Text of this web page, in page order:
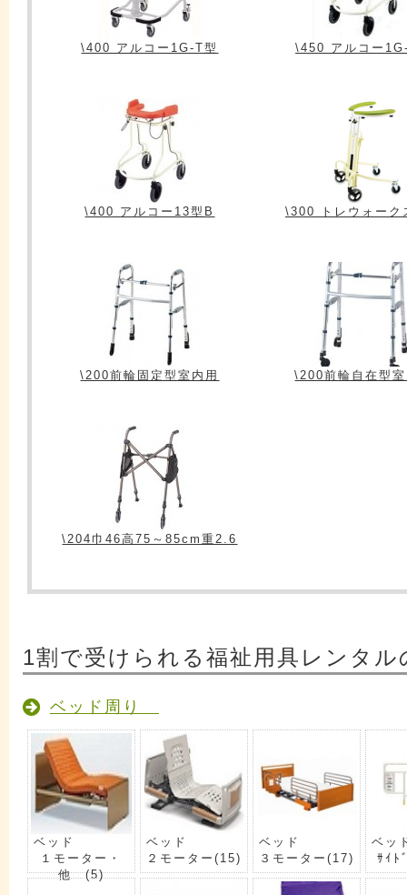
\400 アルコー1G-T型 \450 アルコー
\400 アルコー13型B \300 トレウォーク
\200前輪固定型室内用 \200前輪自在型
\204巾46高75～85cm重2.6
1割で受けられる福祉用具レンタル
ベッド周り
ベッド
１モーター・
他(5)
ベッド
２モーター (15)
ベッド
３モーター (17)
ベッ
ｻｲﾄ